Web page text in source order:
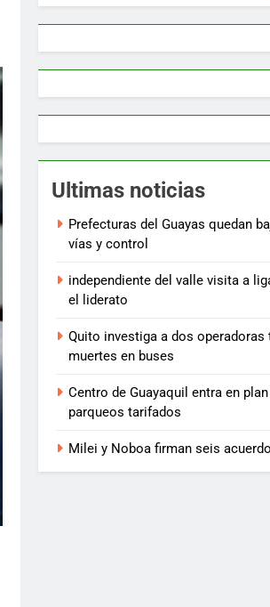
Ultimas noticias
Prefecturas del Guayas quedan
vías y control
independiente del valle visita a
el liderato
Quito investiga a dos operadoras
muertes en buses
Centro de Guayaquil entra en
parqueos tarifados
Milei y Noboa firman seis